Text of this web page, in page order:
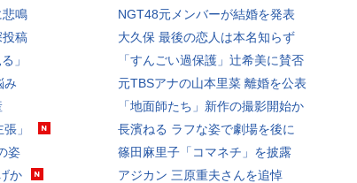
悲鳴
投稿
」
み
」
姿
か
NGT48元メンバーが結婚を発表
大久保 最後の恋人は本名知らず
「すんごい過保護」辻希美に賛否
元TBSアナの山本里菜 離婚を公表
「地面師たち」新作の撮影開始か
長濱ねる ラフな姿で劇場を後に
篠田麻里子「コマネチ」を披露
アジカン 三原重夫さんを追悼